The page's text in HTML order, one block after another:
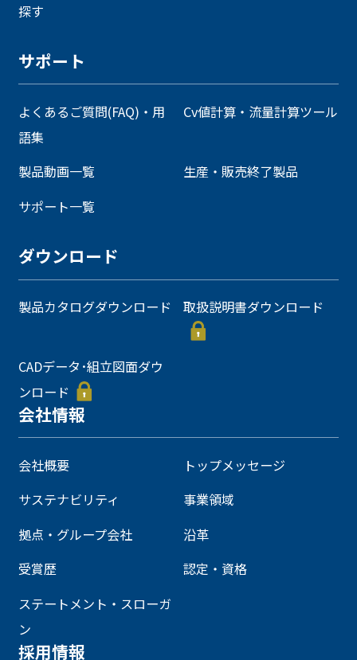
探す
サポート
よくあるご質問(FAQ)・用
語集
Cv値計算・流量計算ツール
製品動画一覧
生産・販売終了製品
サポート一覧
ダウンロード
製品カタログダウンロード 取扱説明書ダウンロード
CADデータ･組立図面ダウ
ンロード
会社情報
会社概要
トップメッセージ
サステナビリティ
事業領域
拠点・グループ会社
沿革
受賞歴
認定・資格
ステートメント・スローガ
ン
採用情報